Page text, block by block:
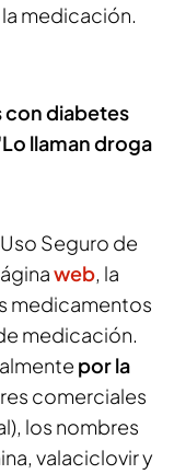
medicación.
con diabetes
llaman droga
Seguro de
web, la
medicamentos
medicación.
por la
comerciales
los nombres
valaciclovir y